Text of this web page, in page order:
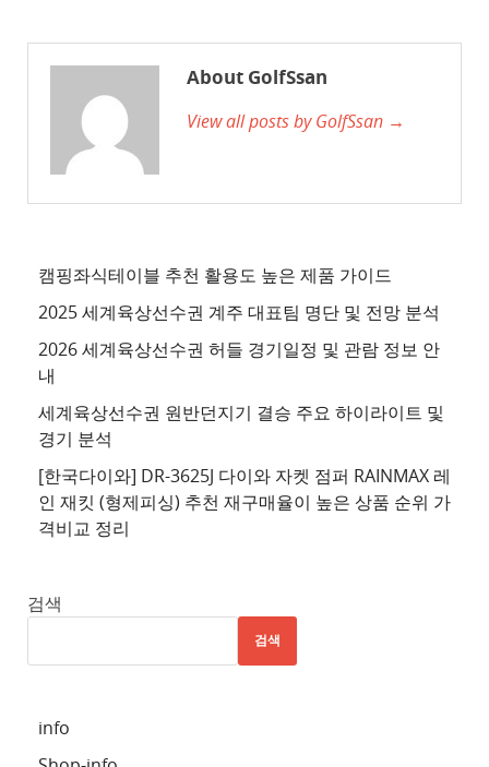
추
사
트
천
사
이
트
천
사
About GolfSsan
View all posts by GolfSsan →
캠핑좌식테이블 추천 활용도 높은 제품 가이드
2025 세계육상선수권 계주 대표팀 명단 및 전망 분석
2026 세계육상선수권 허들 경기일정 및 관람 정보 안
내
세계육상선수권 원반던지기 결승 주요 하이라이트 및
경기 분석
[한국다이와] DR-3625J 다이와 자켓 점퍼 RAINMAX 레
인 재킷 (형제피싱) 추천 재구매율이 높은 상품 순위 가
격비교 정리
검색
검색
info